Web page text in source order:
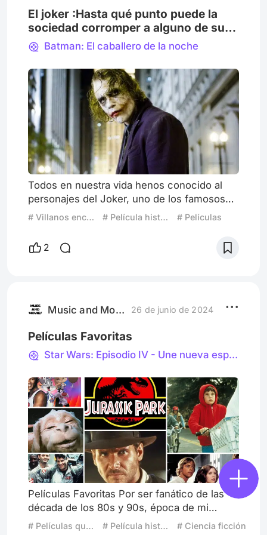
El joker :Hasta qué punto puede la
sociedad corromper a alguno de sus
ejemplares integrantes? O quizá no
tan ejemplares.
Batman: El caballero de la noche
Todos en nuestra vida henos conocido al
personajes del Joker, uno de los famosos
villanos del universo DC y archi-enemigo de
malévola en todas las versiones que se nos
ocurra. Pero, esta versión del personaje es
venganza contra aquellos que lo lastima
# Villanos encantadores # Película histórica # Películas
2
Music and Movies 26 de junio de 2024
Películas Favoritas
Star Wars: Episodio IV - Une nueva esperanza
Películas Favoritas Por ser fanático de las
década de los 80s y 90s, época de mi
niñez, y con una evaluación imparcial, se
# Películas que volverías a ver # Película histórica # Ciencia ficción